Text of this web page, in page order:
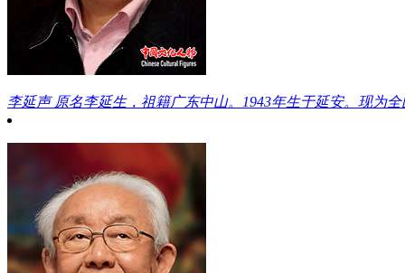
李延声 原名李延生，祖籍广东中山。1943年生于延安。现为